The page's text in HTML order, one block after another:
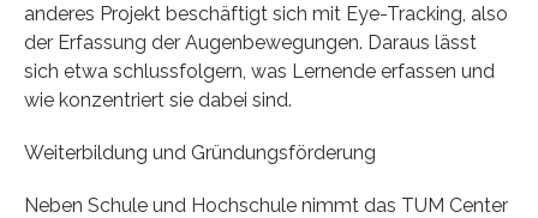
anderes Projekt beschäftigt sich mit Eye-Tracking, also
der Erfassung der Augenbewegungen. Daraus lässt
sich etwa schlussfolgern, was Lernende erfassen und
wie konzentriert sie dabei sind.
Weiterbildung und Gründungsförderung
Neben Schule und Hochschule nimmt das TUM Center